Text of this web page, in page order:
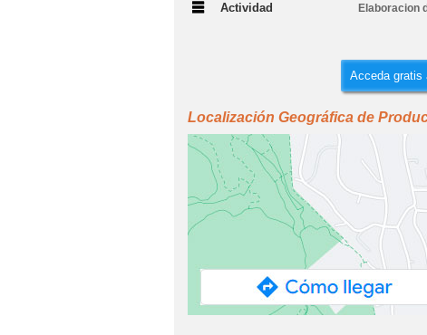
Actividad Elaboracion
Acceda gratis
Localización Geográfica de